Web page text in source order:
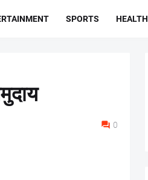
SPORTS HEALTH
0